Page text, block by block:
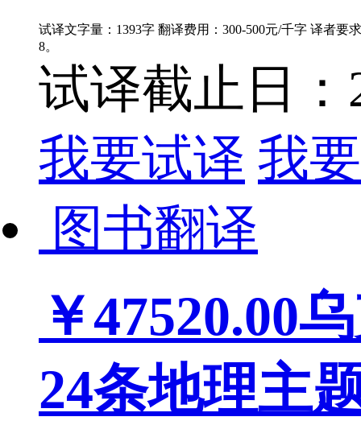
试译文字量：1393字 翻译费用：300-500元/千字 译者要
8。
试译截止日：
我要试译 我
图书翻译
￥47520.00
24条地理主